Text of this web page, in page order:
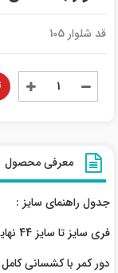
قد شلوار 105
معرفی محصول
جدول راهنمای سایز :
فری سایز تا سایز 44 نهایت 46
دور کمر با کشسانی کامل :